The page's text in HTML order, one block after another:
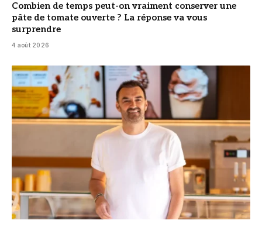
Combien de temps peut-on vraiment conserver une
pâte de tomate ouverte ? La réponse va vous
surprendre
4 août 2026
© Cyril Lignac